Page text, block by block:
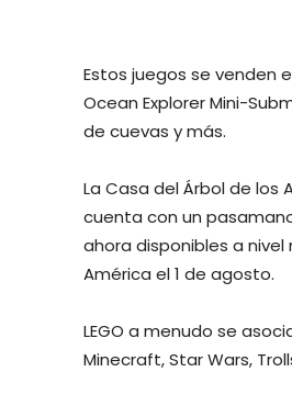
Estos juegos se venden
Ocean Explorer Mini-
de cuevas y más.
La Casa del Árbol de los
cuenta con un
ahora disponibles a
América el 1 de agosto.
LEGO a menudo se
Minecraft, Star Wars,